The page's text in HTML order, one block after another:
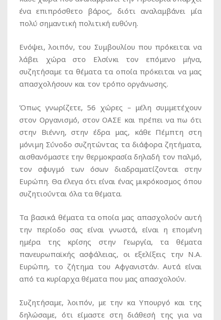
ένα επιπρόσθετο βάρος, διότι αναλαμβάνει μία
πολύ σημαντική πολιτική ευθύνη.
Ενόψει, λοιπόν, του Συμβουλίου που πρόκειται να
λάβει χώρα στο Ελσίνκι τον επόμενο μήνα,
συζητήσαμε τα θέματα τα οποία πρόκειται να μας
απασχολήσουν και τον τρόπο οργάνωσης.
Όπως γνωρίζετε, 56 χώρες – μέλη συμμετέχουν
στον Οργανισμό, στον ΟΑΣΕ και πρέπει να πω ότι
στην Βιέννη, στην έδρα μας, κάθε Πέμπτη στη
μόνιμη Σύνοδο συζητώντας τα διάφορα ζητήματα,
αισθανόμαστε την θερμοκρασία δηλαδή τον παλμό,
τον σφυγμό των όσων διαδραματίζονται στην
Ευρώπη. Θα έλεγα ότι είναι ένας μικρόκοσμος όπου
συζητιούνται όλα τα θέματα.
Τα βασικά θέματα τα οποία μας απασχολούν αυτή
την περίοδο σας είναι γνωστά, είναι η επομένη
ημέρα της κρίσης στην Γεωργία, τα θέματα
πανευρωπαϊκής ασφάλειας, οι εξελίξεις την Ν.Α.
Ευρώπη, το ζήτημα του Αφγανιστάν. Αυτά είναι
από τα κυρίαρχα θέματα που μας απασχολούν.
Συζητήσαμε, λοιπόν, με την κα Υπουργό και της
δηλώσαμε, ότι είμαστε στη διάθεσή της για να